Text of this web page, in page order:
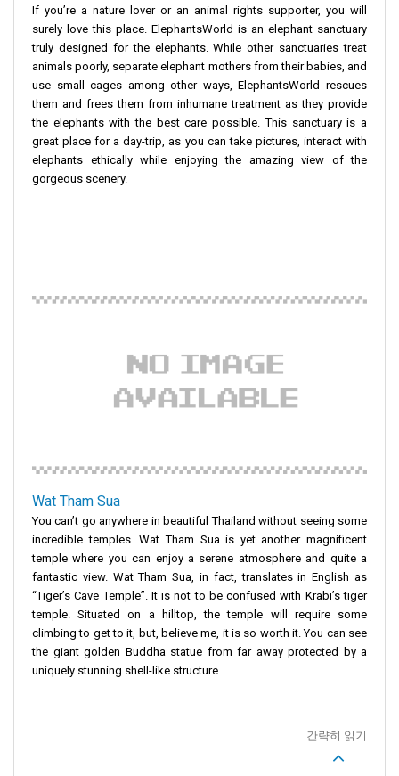
If you’re a nature lover or an animal rights supporter, you will
surely love this place. ElephantsWorld is an elephant sanctuary
truly designed for the elephants. While other sanctuaries treat
animals poorly, separate elephant mothers from their babies, and
use small cages among other ways, ElephantsWorld rescues
them and frees them from inhumane treatment as they provide
the elephants with the best care possible. This sanctuary is a
great place for a day-trip, as you can take pictures, interact with
elephants ethically while enjoying the amazing view of the
gorgeous scenery.
Wat Tham Sua
You can’t go anywhere in beautiful Thailand without seeing some
incredible temples. Wat Tham Sua is yet another magnificent
temple where you can enjoy a serene atmosphere and quite a
fantastic view. Wat Tham Sua, in fact, translates in English as
“Tiger’s Cave Temple”. It is not to be confused with Krabi’s tiger
temple. Situated on a hilltop, the temple will require some
climbing to get to it, but, believe me, it is so worth it. You can see
the giant golden Buddha statue from far away protected by a
uniquely stunning shell-like structure.
간략히 읽기